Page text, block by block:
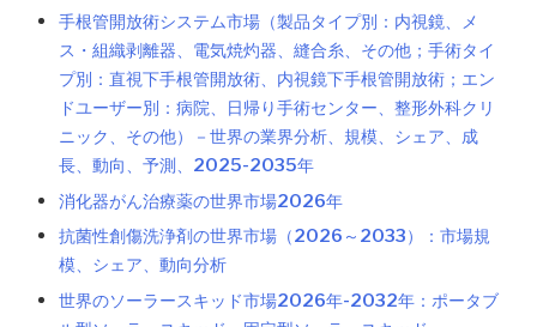
手根管開放術システム市場（製品タイプ別：内視鏡、メ
ス・組織剥離器、電気焼灼器、縫合糸、その他；手術タイ
プ別：直視下手根管開放術、内視鏡下手根管開放術；エン
ドユーザー別：病院、日帰り手術センター、整形外科クリ
ニック、その他）－世界の業界分析、規模、シェア、成
長、動向、予測、2025-2035年
消化器がん治療薬の世界市場2026年
抗菌性創傷洗浄剤の世界市場（2026～2033）：市場規
模、シェア、動向分析
世界のソーラースキッド市場2026年-2032年：ポータブ